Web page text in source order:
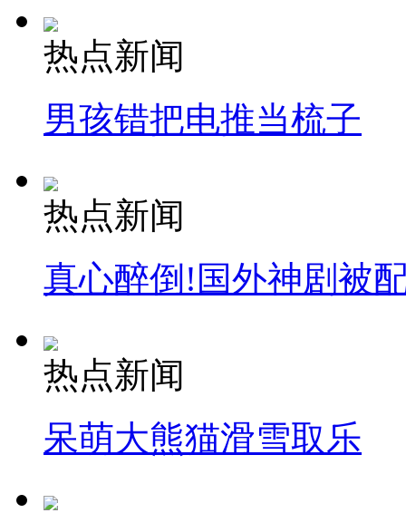
安徽一实载49人客车翻车
消防员救轻生者 花炮节热闹非凡
司机酒驾遇交警 急速倒车逃窜
热点新闻
男孩错把电推当梳子
热点新闻
真心醉倒!国外神剧被
热点新闻
呆萌大熊猫滑雪取乐